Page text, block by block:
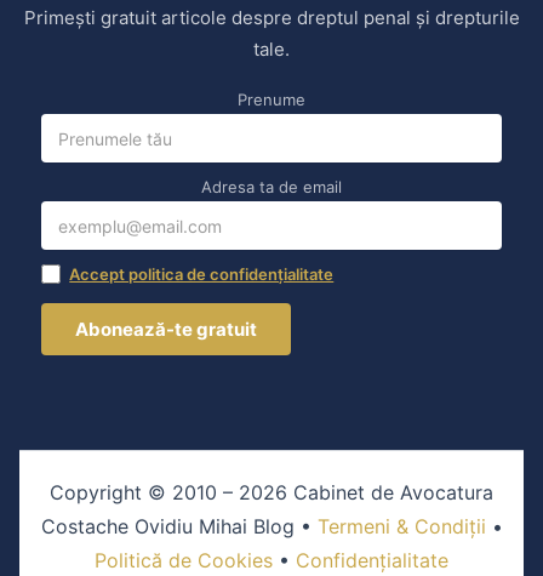
Primești gratuit articole despre dreptul penal și drepturile
tale.
Prenume
Adresa ta de email
Accept politica de confidențialitate
Copyright © 2010 – 2026 Cabinet de Avocatura
Costache Ovidiu Mihai Blog • Termeni & Condiții •
Politică de Cookies • Confidențialitate